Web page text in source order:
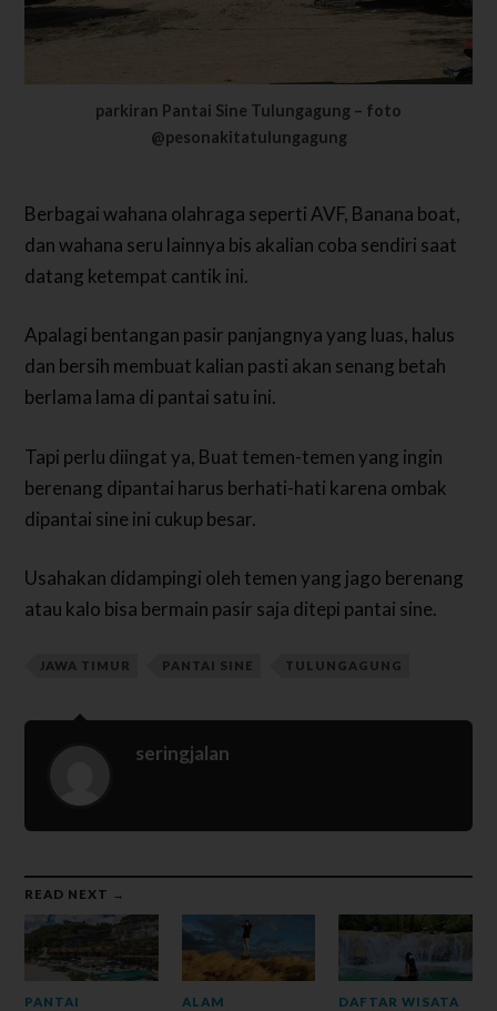
parkiran Pantai Sine Tulungagung – foto
@pesonakitatulungagung
Berbagai wahana olahraga seperti AVF, Banana boat,
dan wahana seru lainnya bis akalian coba sendiri saat
datang ketempat cantik ini.
Apalagi bentangan pasir panjangnya yang luas, halus
dan bersih membuat kalian pasti akan senang betah
berlama lama di pantai satu ini.
Tapi perlu diingat ya, Buat temen-temen yang ingin
berenang dipantai harus berhati-hati karena ombak
dipantai sine ini cukup besar.
Usahakan didampingi oleh temen yang jago berenang
atau kalo bisa bermain pasir saja ditepi pantai sine.
JAWA TIMUR PANTAI SINE TULUNGAGUNG
seringjalan
READ NEXT →
PANTAI ALAM DAFTAR WISATA